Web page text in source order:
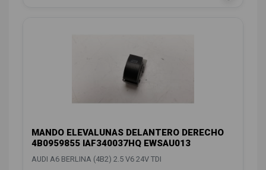
MANDO ELEVALUNAS DELANTERO DERECHO
4B0959855 IAF340037HQ EWSAU013
AUDI A6 BERLINA (4B2) 2.5 V6 24V TDI